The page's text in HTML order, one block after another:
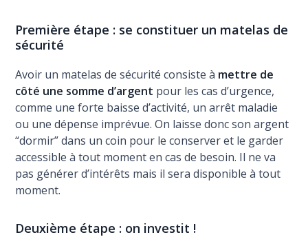
Première étape : se constituer un matelas de
sécurité
Avoir un matelas de sécurité consiste à mettre de
côté une somme d’argent pour les cas d’urgence,
comme une forte baisse d’activité, un arrêt maladie
ou une dépense imprévue. On laisse donc son argent
“dormir” dans un coin pour le conserver et le garder
accessible à tout moment en cas de besoin. Il ne va
pas générer d’intérêts mais il sera disponible à tout
moment.
Deuxième étape : on investit !